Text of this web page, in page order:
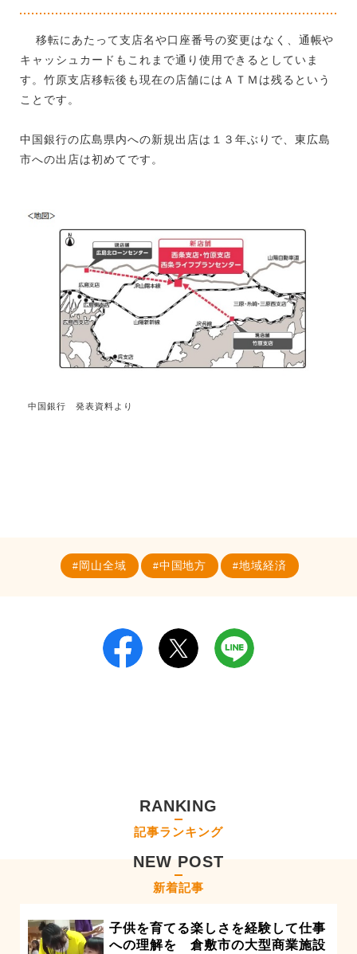
移転にあたって支店名や口座番号の変更はなく、通帳や
キャッシュカードもこれまで通り使用できるとしていま
す。竹原支店移転後も現在の店舗にはＡＴＭは残るという
ことです。
中国銀行の広島県内への新規出店は１３年ぶりで、東広島
市への出店は初めてです。
中国銀行 発表資料より
岡山全域 中国地方 地域経済
RANKING
記事ランキング
NEW POST
新着記事
子供を育てる楽しさを経験して仕事
への理解を 倉敷市の大型商業施設